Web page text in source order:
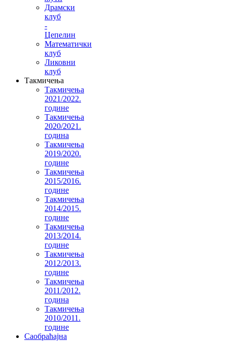
Драмски
клуб
-
Цепелин
Математички
клуб
Ликовни
клуб
Такмичења
Такмичења
2021/2022.
године
Такмичења
2020/2021.
година
Такмичења
2019/2020.
године
Такмичења
2015/2016.
године
Такмичења
2014/2015.
године
Такмичења
2013/2014.
године
Такмичења
2012/2013.
године
Такмичења
2011/2012.
година
Такмичења
2010/2011.
године
Саобраћајна